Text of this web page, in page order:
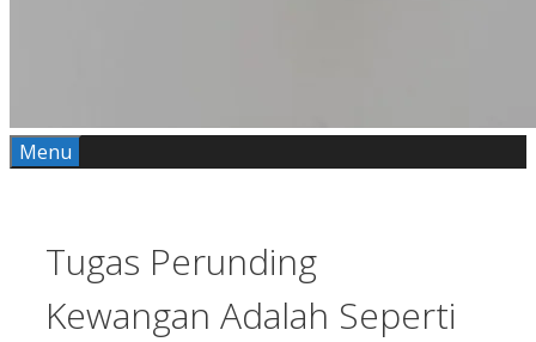
Menu
Tugas Perunding
Kewangan Adalah Seperti